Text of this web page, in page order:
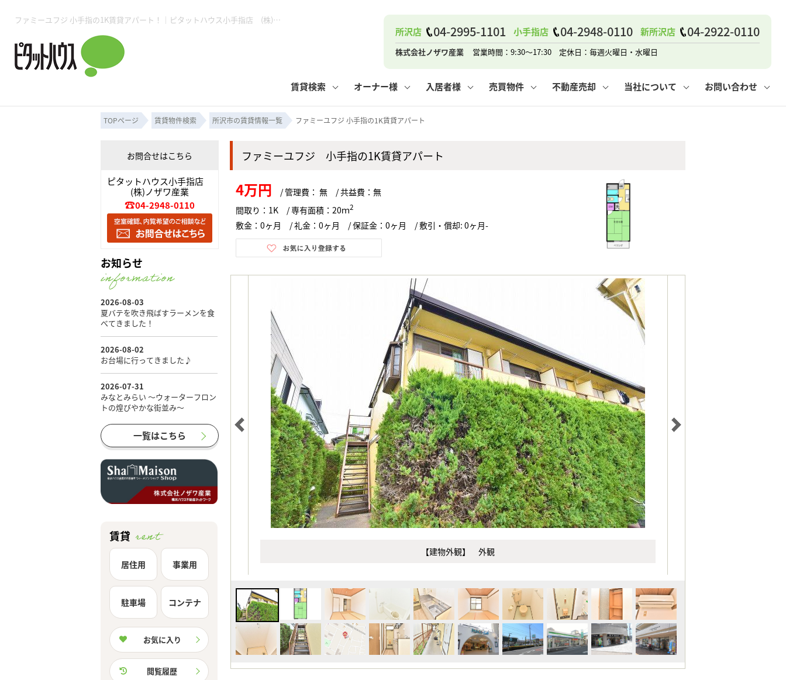
ファミーユフジ 小手指の1K賃貸アパート！｜ピタットハウス小手指店 (株)ノザワ産業
所沢店 04-2995-1101 小手指店 04-2948-0110 新所沢店 04-2922-0110
株式会社ノザワ産業 営業時間：9:30～17:30 定休日：毎週火曜日・水曜日
賃貸検索
所沢賃貸TOP 物件検索フォーム お気に入り 閲覧履歴
月極駐車場 事業用物件 コンテナ
オーナー様
賃貸管理業務 土地・空き家活用 空き家管理 管理物件一覧
入居者様
入居者様用ページTOP 入居中のマナー 住まいのトラブルQ&A お住まいの解約手続き
売買物件
売買物件一覧 購入時の諸費用 購入までの流れ よくある質問
不動産売却
無料売却査定 仲介手数料について 業者の選び方 媒介契約の種類
必要な書類 売却の流れ 高く売るポイント よくある質問
当社について
スタッフ紹介 お知らせ お客様の声 スタッフブログ
ピタットハウス所沢店 ピタットハウス小手指店 ピタットハウス新所沢店
お問い合わせ
ご来店予約 お住まいの解約手続き その他の問合せ
所沢賃貸TOP 閲覧履歴 保存した検索条件
月極駐車場 事業用物件 コンテナ
賃貸管理業務 管理のご依頼
入居者様用ページTOP 住まいのトラブルQ&A お住まいの解約手続き その他の問合せ
売買物件一覧 よくある質問 マンションVS戸建て 賃貸vs持ち家
無料売却査定 媒介契約の種類 売却時の諸費用 仲介と買取の違い
必要な書類
会社概要 スタッフブログ 個人情報保護方針
ピタットハウス所沢店 ピタットハウス小手指店
ご来店予約
TOPページ 賃貸物件検索 所沢市の賃貸情報一覧 ファミーユフジ 小手指の1K賃貸アパート
ファミーユフジ 小手指の1K賃貸アパート
4万円 / 管理費： 無 / 共益費：無
間取り：1K / 専有面積：20ｍ2
敷金：0ヶ月 / 礼金：0ヶ月 / 保証金：0ヶ月 / 敷引・償却: 0ヶ月-
【建物外観】 外観
お問合せはこちら
ピタットハウス小手指店
(株)ノザワ産業
04-2948-0110
お知らせ
一覧はこちら
賃貸
居住用 事業用
駐車場 コンテナ
お気に入り
閲覧履歴